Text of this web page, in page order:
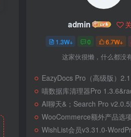
admin
1.3W+ 0 6.7W+
这家伙很懒，什么都没
EazyDocs Pro（高级版）2.11.1；高级
喵数据库清理器Pro 1.3.6&raquo；高级脚
AI聊天&；Search Pro v2.0.5版；高级脚
WooCommerce额外产品选项v7.5.7.1；高级脚
WishList会员v3.31.0-WordPress会员网站；高级